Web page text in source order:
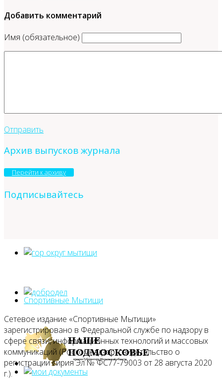
Добавить комментарий
Имя (обязательное)
Отправить
Архив выпусков журнала
Перейти к архиву
Подписывайтесь
Спортивные Мытищи
Сетевое издание «Спортивные Мытищи»
зарегистрировано в Федеральной службе по надзору в
сфере связи, информационных технологий и массовых
коммуникаций (Роскомнадзор: свидетельство о
регистрации сирия Эл № ФС77-79003 от 28 августа 2020
г.).